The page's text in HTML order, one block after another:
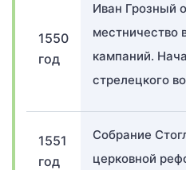
1550
год
Иван Грозный
местничество
кампаний.
стрелецкого
1551
год
Собрание
церковной